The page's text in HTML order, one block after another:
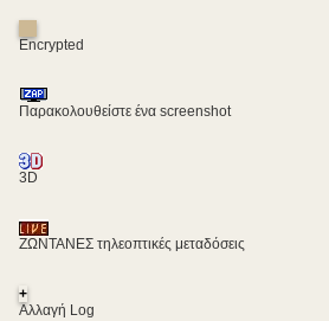
Encrypted
Παρακολουθείστε ένα screenshot
3D
ΖΩΝΤΑΝΕΣ τηλεοπτικές μεταδόσεις
+
Αλλαγή Log